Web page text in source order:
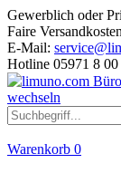
Gewerblich oder
Faire Versandkosten
E-Mail:
Hotline 05971 8 00
Warenkorb 0